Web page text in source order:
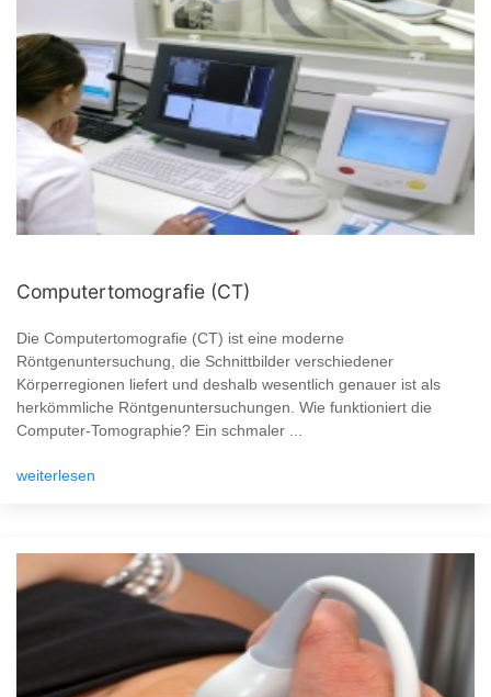
Computertomografie (CT)
Die Computertomografie (CT) ist eine moderne
Röntgenuntersuchung, die Schnittbilder verschiedener
Körperregionen liefert und deshalb wesentlich genauer ist als
herkömmliche Röntgenuntersuchungen. Wie funktioniert die
Computer-Tomographie? Ein schmaler ...
weiterlesen